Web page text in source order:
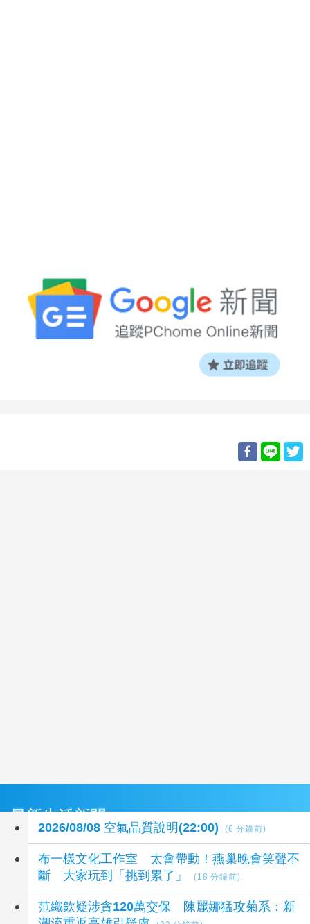
最新生活新聞
2026/08/08 空氣品質說明(22:00) (6 分鐘前)
布一樣文化工作室 太會帶動！燕巢晚會笑聲不
斷 大家玩到「挑到累了」
(18 分鐘前)
范織欽疑涉貪120萬交保 陳麗娜猛攻菊系：新